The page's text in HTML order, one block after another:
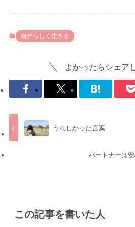
自分らしく生きる
よかったらシェア
うれしかった言葉
パートナーは
この記事を書いた人